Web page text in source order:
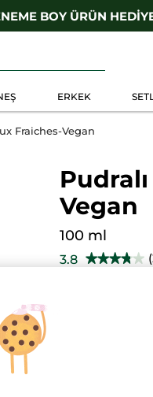
BOY ÜRÜN
ERKEK
Fraiches-Vegan
Vegan
100 ml
3.8 ★★★★★
★★★★★
HER